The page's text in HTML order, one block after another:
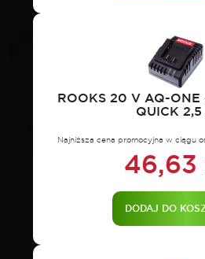
ROOKS 20 V AQ-
QUICK
Najniższa cena promocyjna w ciągu
46,63
DODAJ DO